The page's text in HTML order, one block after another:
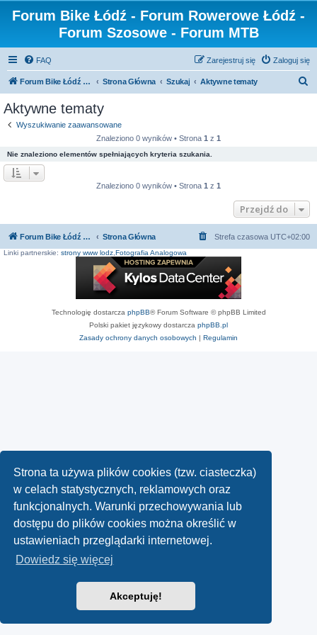
Strona ta używa plików cookies (tzw. ciasteczka)
w celach statystycznych, reklamowych oraz
funkcjonalnych. Warunki przechowywania lub
dostępu do plików cookies można określić w
ustawieniach przeglądarki internetowej.
Dowiedz się więcej
Akceptuję!
Forum Bike Łódź - Forum Rowerowe Łódź -
Forum Szosowe - Forum MTB
FAQ Zaloguj się
Zarejestruj się
Forum Bike Łódź - Forum Rowerowe Łódź - Forum Szosowe - Forum MTB Strona Główna Szukaj Aktywne tematy
Aktywne tematy
Wyszukiwanie zaawansowane
Znaleziono 0 wyników • Strona 1 z 1
Nie znaleziono elementów spełniających kryteria szukania.
Znaleziono 0 wyników • Strona 1 z 1
Przejdź do
Forum Bike Łódź - Forum Rowerowe Łódź - Forum Szosowe - Forum MTB Strona Główna Strefa czasowa UTC+02:00
Linki partnerskie: strony www lodz Fotografia Analogowa
Technologię dostarcza phpBB® Forum Software © phpBB Limited
Polski pakiet językowy dostarcza phpBB.pl
Zasady ochrony danych osobowych | Regulamin